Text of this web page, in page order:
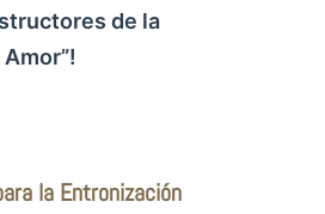
de la
la Entronización